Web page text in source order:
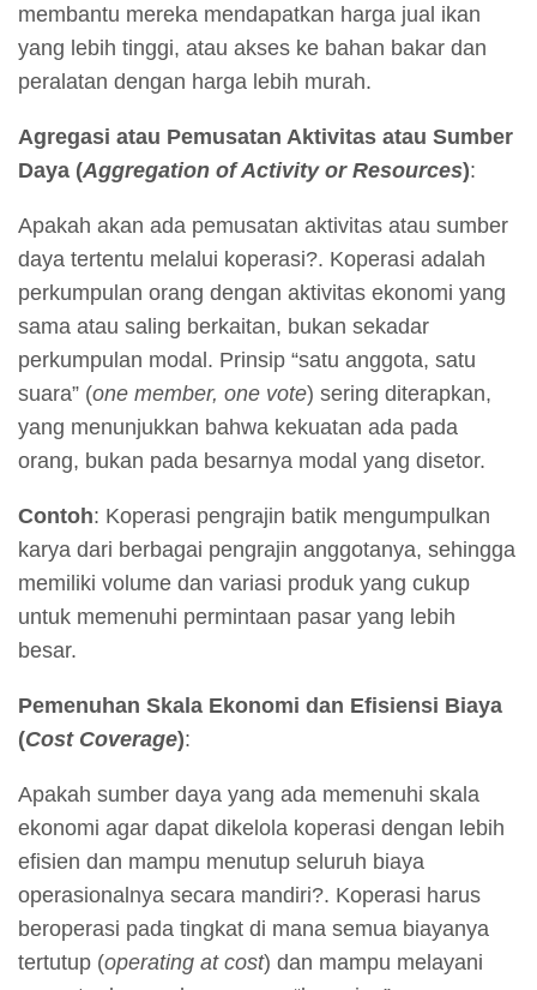
membantu mereka mendapatkan harga jual ikan
yang lebih tinggi, atau akses ke bahan bakar dan
peralatan dengan harga lebih murah.
Agregasi atau Pemusatan Aktivitas atau Sumber
Daya (Aggregation of Activity or Resources):
Apakah akan ada pemusatan aktivitas atau sumber
daya tertentu melalui koperasi?. Koperasi adalah
perkumpulan orang dengan aktivitas ekonomi yang
sama atau saling berkaitan, bukan sekadar
perkumpulan modal. Prinsip “satu anggota, satu
suara” (one member, one vote) sering diterapkan,
yang menunjukkan bahwa kekuatan ada pada
orang, bukan pada besarnya modal yang disetor.
Contoh: Koperasi pengrajin batik mengumpulkan
karya dari berbagai pengrajin anggotanya, sehingga
memiliki volume dan variasi produk yang cukup
untuk memenuhi permintaan pasar yang lebih
besar.
Pemenuhan Skala Ekonomi dan Efisiensi Biaya
(Cost Coverage):
Apakah sumber daya yang ada memenuhi skala
ekonomi agar dapat dikelola koperasi dengan lebih
efisien dan mampu menutup seluruh biaya
operasionalnya secara mandiri?. Koperasi harus
beroperasi pada tingkat di mana semua biayanya
tertutup (operating at cost) dan mampu melayani